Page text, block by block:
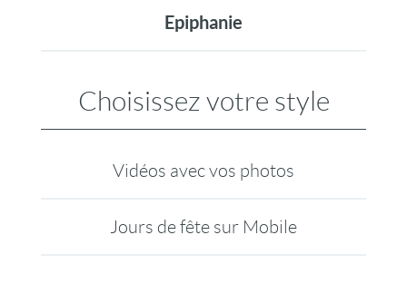
Epiphanie
Choisissez votre style
Vidéos avec vos photos
Jours de fête sur Mobile